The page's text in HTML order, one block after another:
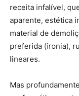
receita infalível,
aparente, estética
material de
preferida (ironia),
lineares.
Mas